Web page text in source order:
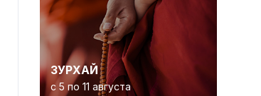
ЗУРХАЙ
с 5 по 11 августа